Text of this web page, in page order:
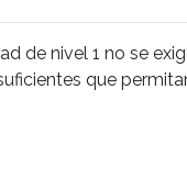
de nivel 1 no se
que